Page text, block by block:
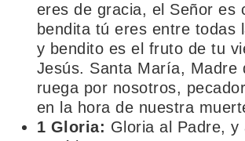
eres de gracia, el Señor es
bendita tú eres entre todas
y bendito es el fruto de tu
Jesús. Santa María, Madre
ruega por nosotros,
en la hora de nuestra
1 Gloria: Gloria al Padre, y